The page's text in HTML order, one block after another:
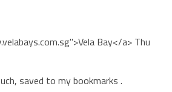
Bay</a> Thu
saved to my bookmarks .